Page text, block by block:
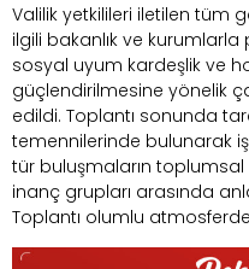
Valilik yetkilileri iletilen tüm
ilgili bakanlık ve kurumlarla
sosyal uyum kardeşlik ve
güçlendirilmesine yönelik
edildi. Toplantı sonunda
temennilerinde bulunarak
tür buluşmaların toplumsal
inanç grupları arasında
Toplantı olumlu